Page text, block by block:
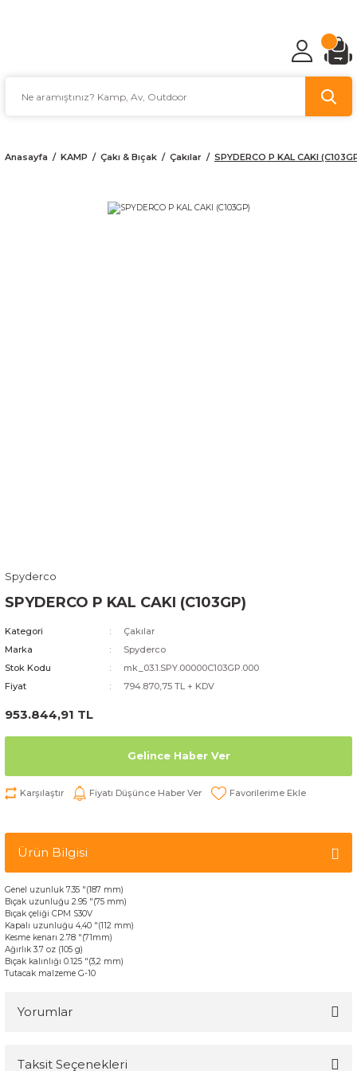
Anasayfa KAMP Çakı & Bıçak Çakılar SPYDERCO P KAL CAKI
Spyderco
SPYDERCO P KAL CAKI (C103GP)
Kategori
Çakılar
Marka
Spyderco
Stok Kodu
mk_03.1.SPY.00000C103GP.000
Fiyat
794.870,75 TL + KDV
953.844,91 TL
Gelince Haber Ver
Karşılaştır Fiyatı Düşünce Haber Ver
Ürün Bilgisi
Genel uzunluk 7.35 "(187 mm)
Bıçak uzunluğu 2.95 "(75 mm)
Bıçak çeliği CPM S30V
Kapalı uzunluğu 4,40 "(112 mm)
Kesme kenarı 2.78 "(71mm)
Ağırlık 3.7 oz (105 g)
Bıçak kalınlığı 0.125 "(3,2 mm)
Tutacak malzeme G-10
Yorumlar
Taksit Seçenekleri